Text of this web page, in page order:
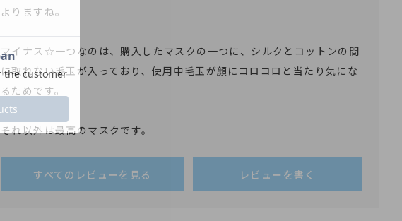
よりますね。
マイナス☆一つなのは、購入したマスクの一つに、シルクとコットンの間
に取れない毛玉が入っており、使用中毛玉が顔にコロコロと当たり気にな
るためです。
それ以外は最高のマスクです。
すべてのレビューを見る レビューを書く